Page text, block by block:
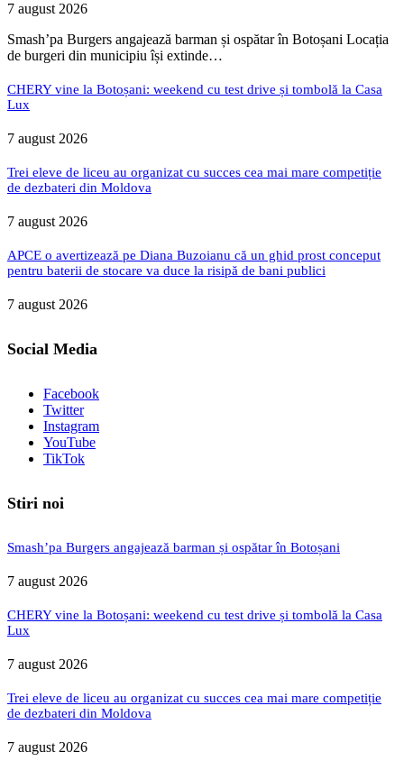
7 august 2026
Smash’pa Burgers angajează barman și ospătar în Botoșani Locația
de burgeri din municipiu își extinde…
CHERY vine la Botoșani: weekend cu test drive și tombolă la Casa
Lux
7 august 2026
Trei eleve de liceu au organizat cu succes cea mai mare competiție
de dezbateri din Moldova
7 august 2026
APCE o avertizează pe Diana Buzoianu că un ghid prost conceput
pentru baterii de stocare va duce la risipă de bani publici
7 august 2026
Social Media
Facebook
Twitter
Instagram
YouTube
TikTok
Stiri noi
Smash’pa Burgers angajează barman și ospătar în Botoșani
7 august 2026
CHERY vine la Botoșani: weekend cu test drive și tombolă la Casa
Lux
7 august 2026
Trei eleve de liceu au organizat cu succes cea mai mare competiție
de dezbateri din Moldova
7 august 2026